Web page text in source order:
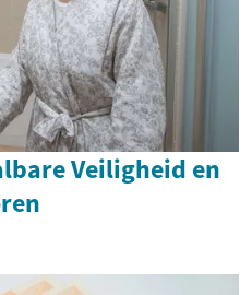
Veiligheid en